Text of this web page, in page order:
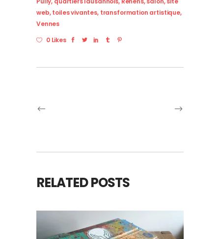
web,toiles vivantes, transformation artistique,
Vennes
0 Likes
RELATED POSTS